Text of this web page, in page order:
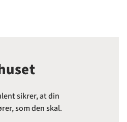
sikrer, at din
som den skal.